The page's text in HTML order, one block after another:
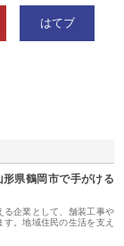
はてブ
県鶴岡市で手がける
る企業として、舗装工事や
。地域住民の生活を支え